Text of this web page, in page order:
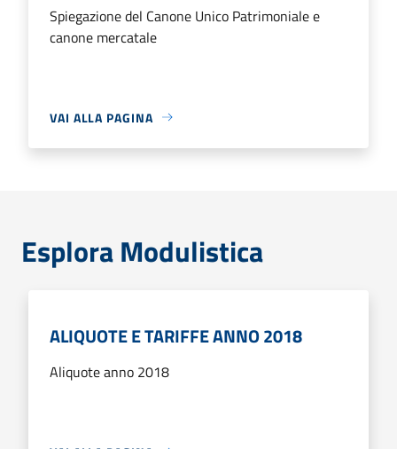
Spiegazione del Canone Unico Patrimoniale e
canone mercatale
VAI ALLA PAGINA
Esplora Modulistica
ALIQUOTE E TARIFFE ANNO 2018
Aliquote anno 2018